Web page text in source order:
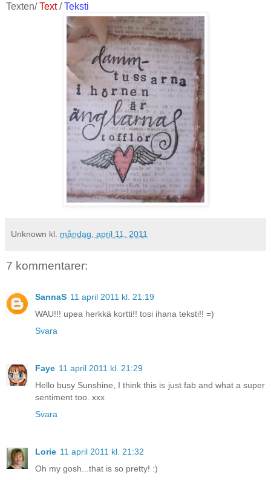
Texten/Text/Teksti
Unknown kl. måndag, april 11, 2011
7 kommentarer:
SannaS 11 april 2011 kl. 21:19
WAU!!! upea herkkä kortti!! tosi ihana teksti!! =)
Svara
Faye 11 april 2011 kl. 21:29
Hello busy Sunshine, I think this is just fab and what a super
sentiment too. xxx
Svara
Lorie 11 april 2011 kl. 21:32
Oh my gosh...that is so pretty! :)